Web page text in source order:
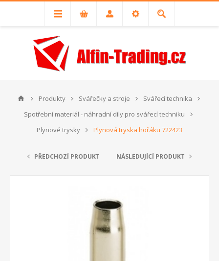
Produkty Svářečky a stroje
Svářecí technika
Spotřební materiál - náhradní díly pro svářecí techniku
Plynové trysky
Plynová tryska hořáku 722423
PŘEDCHOZÍ PRODUKT NÁSLEDUJÍCÍ PRODUKT